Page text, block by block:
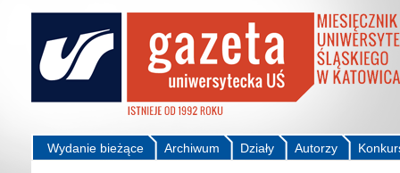
Autorzy
Działy
Archiwum
Wydanie bieżące